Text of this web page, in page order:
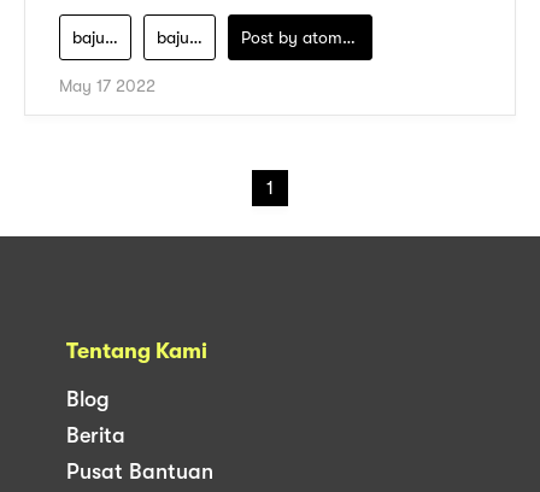
baju-batik-couple baju-batik-couple-keluarga-modern Post by atomeind
May 17 2022
1
Tentang Kami
Blog
Berita
Pusat Bantuan